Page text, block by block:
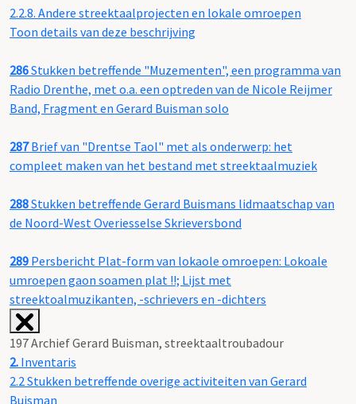
2.2.8. Andere streektaalprojecten en lokale omroepen
Toon details van deze beschrijving
286Stukken betreffende "Muzementen", een programma van
Radio Drenthe, met o.a. een optreden van de Nicole Reijmer
Band, Fragment en Gerard Buisman solo
287Brief van "Drentse Taol" met als onderwerp: het
compleet maken van het bestand met streektaalmuziek
288Stukken betreffende Gerard Buismans lidmaatschap van
de Noord-West Overiesselse Skrieversbond
289 Persbericht Plat-form van lokaole omroepen: Lokoale
umroepen gaon soamen plat !!; Lijst met
streektoalmuzikanten, -schrievers en -dichters
197 Archief Gerard Buisman, streektaaltroubadour
2. Inventaris
2.2 Stukken betreffende overige activiteiten van Gerard
Buisman